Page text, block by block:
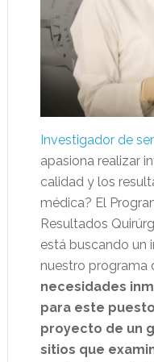
Investigador de
apasiona realizar
calidad y los
médica? El
Resultados
está buscando un
nuestro programa
necesidades
para este
proyecto de un
sitios que